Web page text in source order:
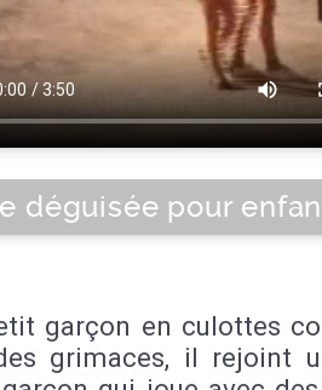
déguisée pour
garçon en culottes
grimaces, il rejoint